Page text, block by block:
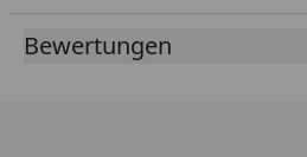
Bewertungen